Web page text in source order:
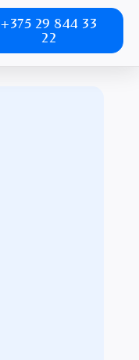
+375 29 844 33
22